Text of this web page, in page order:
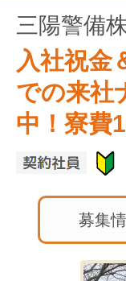
三陽警備
入社祝金
での来社
中！寮費
募集